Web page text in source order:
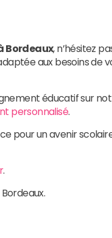
Bordeaux, n’hésitez
aux besoins de
éducatif sur
personnalisé.
pour un avenir
.